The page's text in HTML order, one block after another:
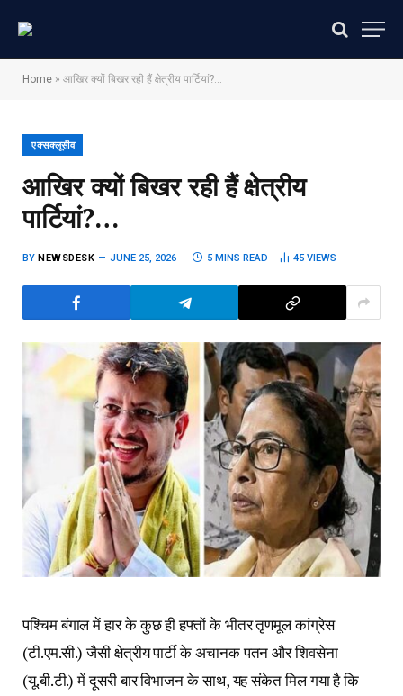
Home » आखिर क्यों बिखर रही हैं क्षेत्रीय पार्टियां?…
एक्सक्लूसीव
आखिर क्यों बिखर रही हैं क्षेत्रीय
पार्टियां?…
BY NEWSDESK JUNE 25, 2026 5 MINS READ 45VIEWS
पश्चिम बंगाल में हार के कुछ ही हफ्तों के भीतर तृणमूल कांग्रेस
(टी.एम.सी.) जैसी क्षेत्रीय पार्टी के अचानक पतन और शिवसेना
(यू.बी.टी.) में दूसरी बार विभाजन के साथ, यह संकेत मिल गया है कि